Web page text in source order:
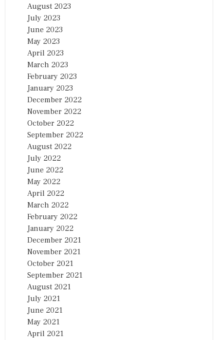
August 2023
July 2023
June 2023
May 2023
April 2023
March 2023
February 2023
January 2023
December 2022
November 2022
October 2022
September 2022
August 2022
July 2022
June 2022
May 2022
April 2022
March 2022
February 2022
January 2022
December 2021
November 2021
October 2021
September 2021
August 2021
July 2021
June 2021
May 2021
April 2021